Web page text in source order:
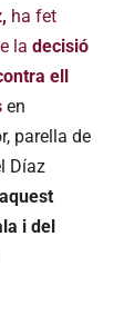
ha fet
la decisió
ell
en
parella de
Díaz
i del